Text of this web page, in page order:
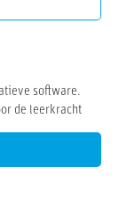
software.
de leerkracht